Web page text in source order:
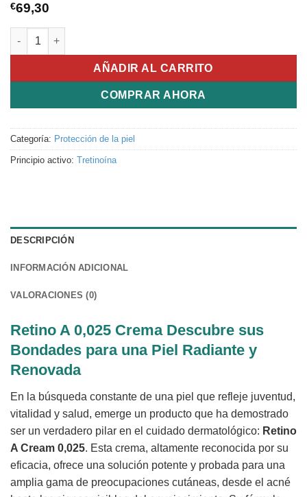
€69,30
Retino A Cream 0,025 cantidad
AÑADIR AL CARRITO
COMPRAR AHORA
Categoría: Protección de la piel
Principio activo: Tretinoína
DESCRIPCIÓN
INFORMACIÓN ADICIONAL
VALORACIONES (0)
Retino A 0,025 Crema Descubre sus
Bondades para una Piel Radiante y
Renovada
En la búsqueda constante de una piel que refleje juventud,
vitalidad y salud, emerge un producto que ha demostrado
ser un verdadero pilar en el cuidado dermatológico: Retino
A Cream 0,025. Esta crema, altamente reconocida por su
eficacia, ofrece una solución potente y probada para una
amplia gama de preocupaciones cutáneas, desde el acné